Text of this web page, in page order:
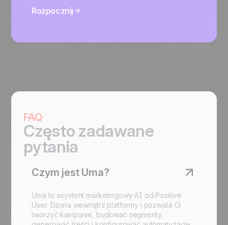
Rozpocznij
FAQ
Często zadawane
pytania
Czym jest Uma?
Uma to asystent marketingowy AI od Positive
User. Działa wewnątrz platformy i pozwala Ci
tworzyć kampanie, budować segmenty,